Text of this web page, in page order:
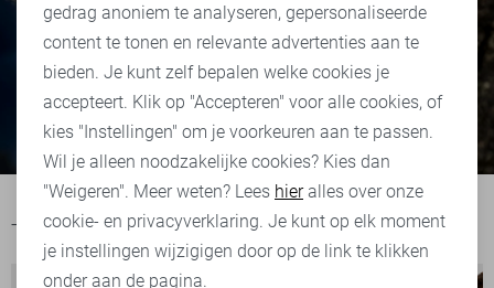
Top producten
Marketing cookies
gedrag anoniem te analyseren, gepersonaliseerde
content te tonen en relevante advertenties aan te
bieden. Je kunt zelf bepalen welke cookies je
accepteert. Klik op "Accepteren" voor alle cookies, of
kies "Instellingen" om je voorkeuren aan te passen.
Wil je alleen noodzakelijke cookies? Kies dan
"Weigeren". Meer weten? Lees hieralles over onze
cookie- en privacyverklaring. Je kunt op elk moment
je instellingen wijzigigen door op de link te klikken
onder aan de pagina.